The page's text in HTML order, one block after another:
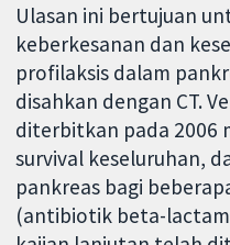
Ulasan ini bertujuan
keberkesanan dan
profilaksis dalam
disahkan dengan CT.
diterbitkan pada 2006
survival keseluruhan,
pankreas bagi
(antibiotik beta-